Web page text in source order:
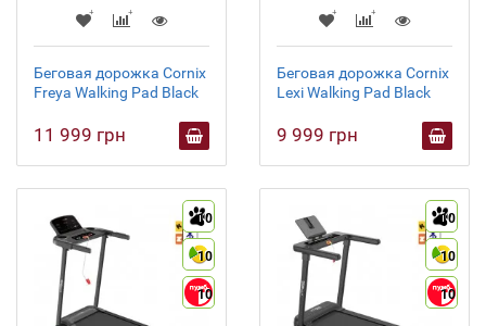
Беговая дорожка Cornix
Freya Walking Pad Black
11 999 грн
Беговая дорожка Cornix
Lexi Walking Pad Black
9 999 грн
10
10
10
10
10
10